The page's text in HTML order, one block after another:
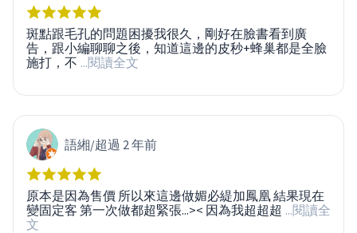
斑點跟毛孔的問題困擾我很久，剛好在臉書看到廣
告，跟小編聊聊之後，知道這邊的皮秒+蜂巢都是全臉
施打，不 ...閱讀全文
語緗/超過 2 年前
原本是因為售價 所以來這邊做媚必緹加鳳凰 結果現在
變固定客 第一次做都超緊張...>< 因為我超超超 ...閱讀全
文